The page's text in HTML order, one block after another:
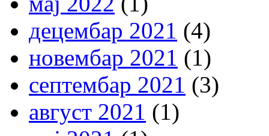
децембар 2021 (4)
новембар 2021 (1)
септембар 2021 (3)
август 2021 (1)